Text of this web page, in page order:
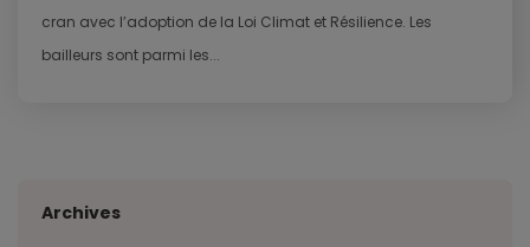
cran avec l’adoption de la Loi Climat et Résilience. Les
bailleurs sont parmi les...
Archives